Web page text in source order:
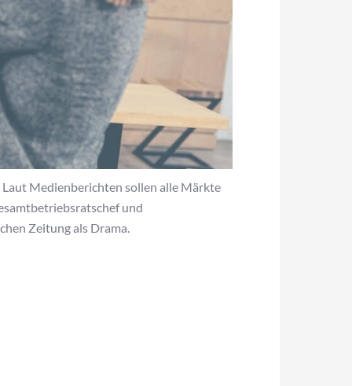
Medienberichten sollen alle Märkte
und
Zeitung als Drama.